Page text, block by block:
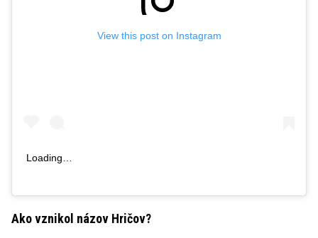
View this post on Instagram
Loading…
Ako vznikol názov Hričov?